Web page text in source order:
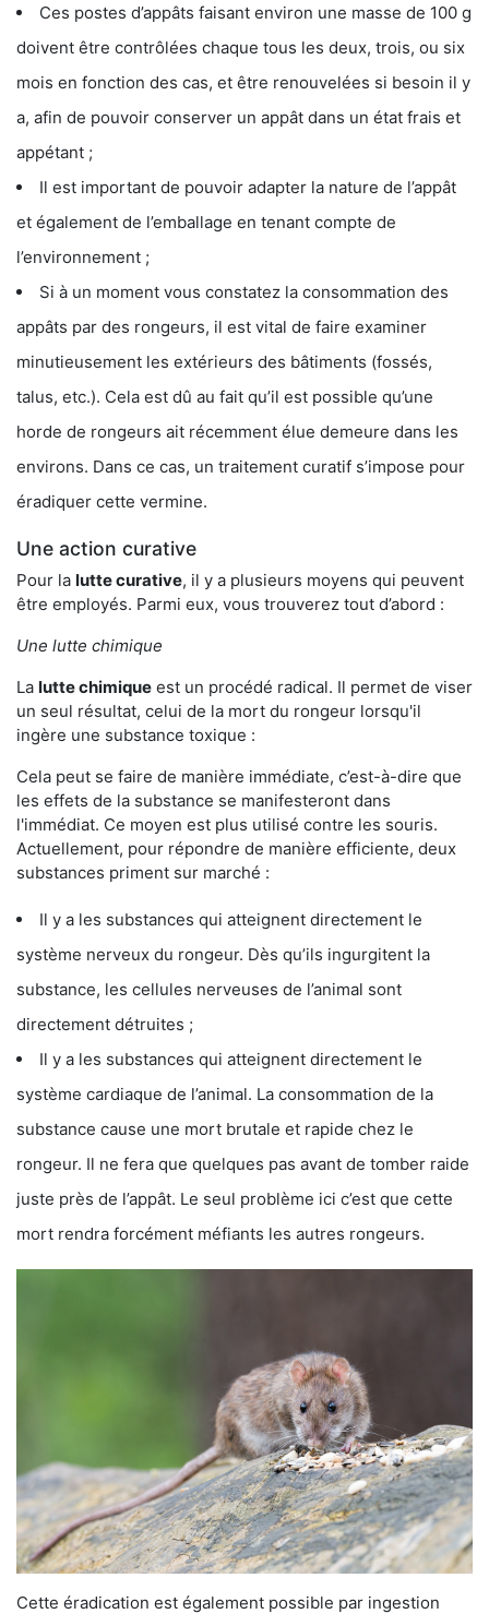
Ces postes d’appâts faisant environ une masse de 100 g
doivent être contrôlées chaque tous les deux, trois, ou six
mois en fonction des cas, et être renouvelées si besoin il y
a, afin de pouvoir conserver un appât dans un état frais et
appétant ;
Il est important de pouvoir adapter la nature de l’appât
et également de l’emballage en tenant compte de
l’environnement ;
Si à un moment vous constatez la consommation des
appâts par des rongeurs, il est vital de faire examiner
minutieusement les extérieurs des bâtiments (fossés,
talus, etc.). Cela est dû au fait qu’il est possible qu’une
horde de rongeurs ait récemment élue demeure dans les
environs. Dans ce cas, un traitement curatif s’impose pour
éradiquer cette vermine.
Une action curative
Pour la lutte curative, il y a plusieurs moyens qui peuvent
être employés. Parmi eux, vous trouverez tout d’abord :
Une lutte chimique
La lutte chimique est un procédé radical. Il permet de viser
un seul résultat, celui de la mort du rongeur lorsqu'il
ingère une substance toxique :
Cela peut se faire de manière immédiate, c’est-à-dire que
les effets de la substance se manifesteront dans
l'immédiat. Ce moyen est plus utilisé contre les souris.
Actuellement, pour répondre de manière efficiente, deux
substances priment sur marché :
Il y a les substances qui atteignent directement le
système nerveux du rongeur. Dès qu’ils ingurgitent la
substance, les cellules nerveuses de l’animal sont
directement détruites ;
Il y a les substances qui atteignent directement le
système cardiaque de l’animal. La consommation de la
substance cause une mort brutale et rapide chez le
rongeur. Il ne fera que quelques pas avant de tomber raide
juste près de l’appât. Le seul problème ici c’est que cette
mort rendra forcément méfiants les autres rongeurs.
Cette éradication est également possible par ingestion